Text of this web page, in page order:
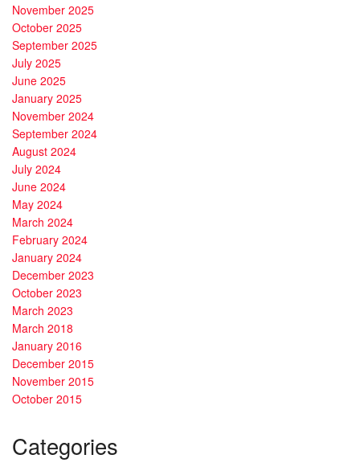
November 2025
October 2025
September 2025
July 2025
June 2025
January 2025
November 2024
September 2024
August 2024
July 2024
June 2024
May 2024
March 2024
February 2024
January 2024
December 2023
October 2023
March 2023
March 2018
January 2016
December 2015
November 2015
October 2015
Categories